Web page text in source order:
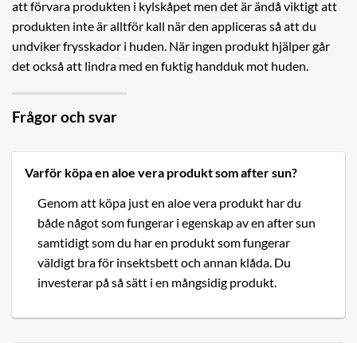
att förvara produkten i kylskåpet men det är ändå viktigt att
produkten inte är alltför kall när den appliceras så att du
undviker frysskador i huden. När ingen produkt hjälper går
det också att lindra med en fuktig handduk mot huden.
Frågor och svar
Varför köpa en aloe vera produkt som after sun?
Genom att köpa just en aloe vera produkt har du
både något som fungerar i egenskap av en after sun
samtidigt som du har en produkt som fungerar
väldigt bra för insektsbett och annan klåda. Du
investerar på så sätt i en mångsidig produkt.